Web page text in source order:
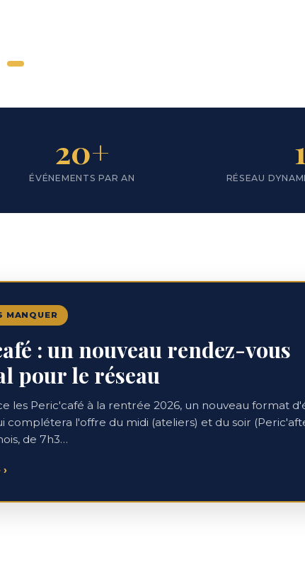
20+
ÉVÉNEMENTS PAR AN
1
RÉSEAU
MANQUER
: un nouveau rendez-vous
pour le réseau
les Peric'café à la rentrée 2026, un nouveau format
complétera l'offre du midi (ateliers) et du soir
de 7h3…
›